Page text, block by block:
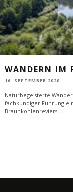
WANDERN IM
16. SEPTEMBER 2020
Naturbegeisterte
fachkundiger Führung
Braunkohlenreviers:...